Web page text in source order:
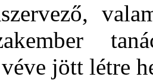
jött létre